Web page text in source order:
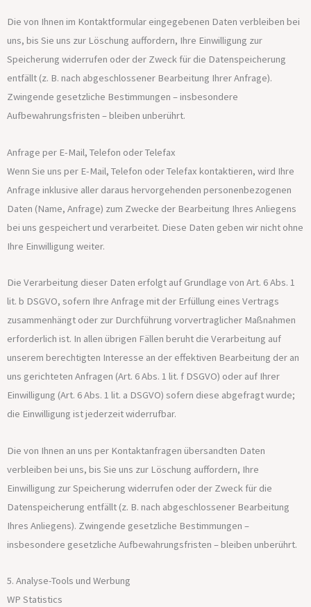
Die von Ihnen im Kontaktformular eingegebenen Daten verbleiben bei
uns, bis Sie uns zur Löschung auffordern, Ihre Einwilligung zur
Speicherung widerrufen oder der Zweck für die Datenspeicherung
entfällt (z. B. nach abgeschlossener Bearbeitung Ihrer Anfrage).
Zwingende gesetzliche Bestimmungen – insbesondere
Aufbewahrungsfristen – bleiben unberührt.
Anfrage per E-Mail, Telefon oder Telefax
Wenn Sie uns per E-Mail, Telefon oder Telefax kontaktieren, wird Ihre
Anfrage inklusive aller daraus hervorgehenden personenbezogenen
Daten (Name, Anfrage) zum Zwecke der Bearbeitung Ihres Anliegens
bei uns gespeichert und verarbeitet. Diese Daten geben wir nicht ohne
Ihre Einwilligung weiter.
Die Verarbeitung dieser Daten erfolgt auf Grundlage von Art. 6 Abs. 1
lit. b DSGVO, sofern Ihre Anfrage mit der Erfüllung eines Vertrags
zusammenhängt oder zur Durchführung vorvertraglicher Maßnahmen
erforderlich ist. In allen übrigen Fällen beruht die Verarbeitung auf
unserem berechtigten Interesse an der effektiven Bearbeitung der an
uns gerichteten Anfragen (Art. 6 Abs. 1 lit. f DSGVO) oder auf Ihrer
Einwilligung (Art. 6 Abs. 1 lit. a DSGVO) sofern diese abgefragt wurde;
die Einwilligung ist jederzeit widerrufbar.
Die von Ihnen an uns per Kontaktanfragen übersandten Daten
verbleiben bei uns, bis Sie uns zur Löschung auffordern, Ihre
Einwilligung zur Speicherung widerrufen oder der Zweck für die
Datenspeicherung entfällt (z. B. nach abgeschlossener Bearbeitung
Ihres Anliegens). Zwingende gesetzliche Bestimmungen –
insbesondere gesetzliche Aufbewahrungsfristen – bleiben unberührt.
5. Analyse-Tools und Werbung
WP Statistics